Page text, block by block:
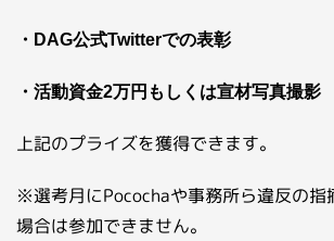
・DAG公式Twitterでの表彰
・活動資金2万円もしくは宣材写真撮影
上記のプライズを獲得できます。
※選考月にPocochaや事務所ら違反の指
場合は参加できません。